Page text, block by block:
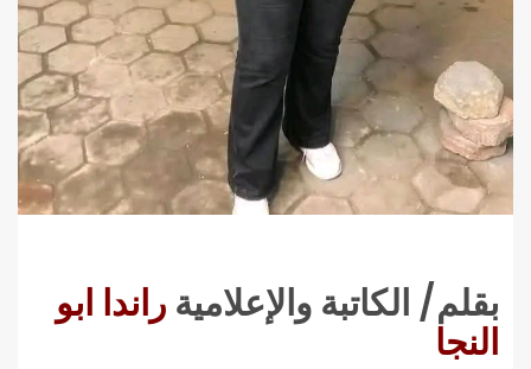
بقلم/ الكاتبة والإعلامية راندا ابو
النجا